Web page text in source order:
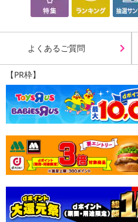
よくあるご質問
【PR枠】